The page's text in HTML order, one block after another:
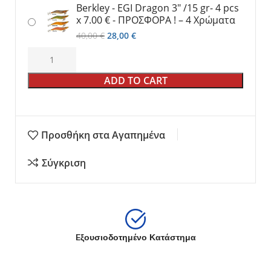
Berkley - EGI Dragon 3" /15 gr- 4 pcs
x 7.00 € - ΠΡΟΣΦΟΡΑ ! – 4 Χρώματα
40,00€ 28,00 €
ADD TO CART
Προσθήκη στα Αγαπημένα
Σύγκριση
Eξουσιοδοτημένο Κατάστημα